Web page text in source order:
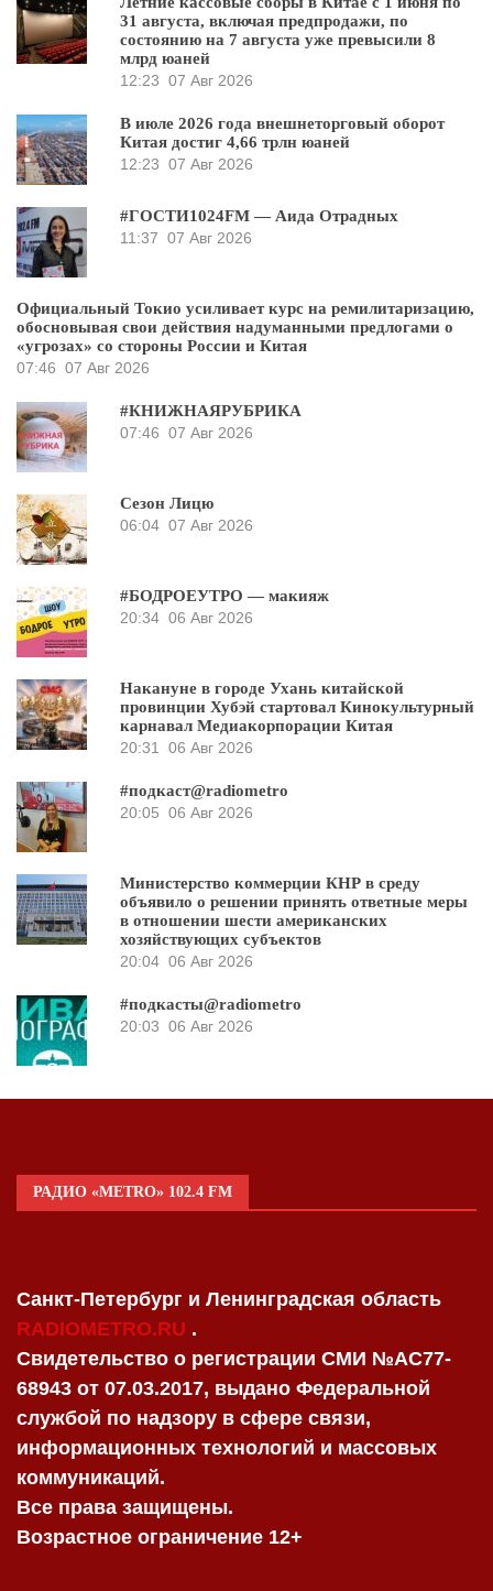
31 августа, включая предпродажи, по
состоянию на 7 августа уже превысили 8
млрд юаней
12:23 07 Авг 2026
В июле 2026 года внешнеторговый оборот
Китая достиг 4,66 трлн юаней
12:23 07 Авг 2026
#ГОСТИ1024FM — Аида Отрадных
11:37 07 Авг 2026
Официальный Токио усиливает курс на ремилитаризацию,
обосновывая свои действия надуманными предлогами о
«угрозах» со стороны России и Китая
07:46 07 Авг 2026
#КНИЖНАЯРУБРИКА
07:46 07 Авг 2026
Сезон Лицю
06:04 07 Авг 2026
#БОДРОЕУТРО — макияж
20:34 06 Авг 2026
Накануне в городе Ухань китайской
провинции Хубэй стартовал Кинокультурный
карнавал Медиакорпорации Китая
20:31 06 Авг 2026
#подкаст@radiometro
20:05 06 Авг 2026
Министерство коммерции КНР в среду
объявило о решении принять ответные меры
в отношении шести американских
хозяйствующих субъектов
20:04 06 Авг 2026
#подкасты@radiometro
20:03 06 Авг 2026
РАДИО «METRO» 102.4 FM
Санкт-Петербург и Ленинградская область
RADIOMETRO.RU .
Свидетельство о регистрации СМИ №AC77-
68943 от 07.03.2017, выдано Федеральной
службой по надзору в сфере связи,
информационных технологий и массовых
коммуникаций.
Все права защищены.
Возрастное ограничение 12+